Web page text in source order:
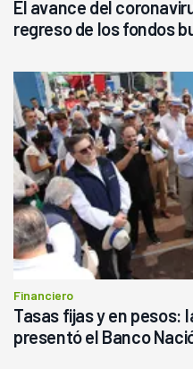
El avance del
regreso de los fondos
Financiero
Tasas fijas y en pesos:
presentó el Banco